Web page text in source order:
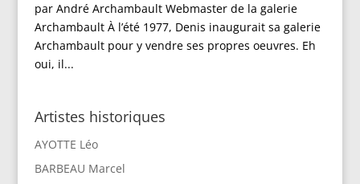
par André Archambault Webmaster de la galerie
Archambault À l’été 1977, Denis inaugurait sa galerie
Archambault pour y vendre ses propres oeuvres. Eh
oui, il...
Artistes historiques
AYOTTE Léo
BARBEAU Marcel